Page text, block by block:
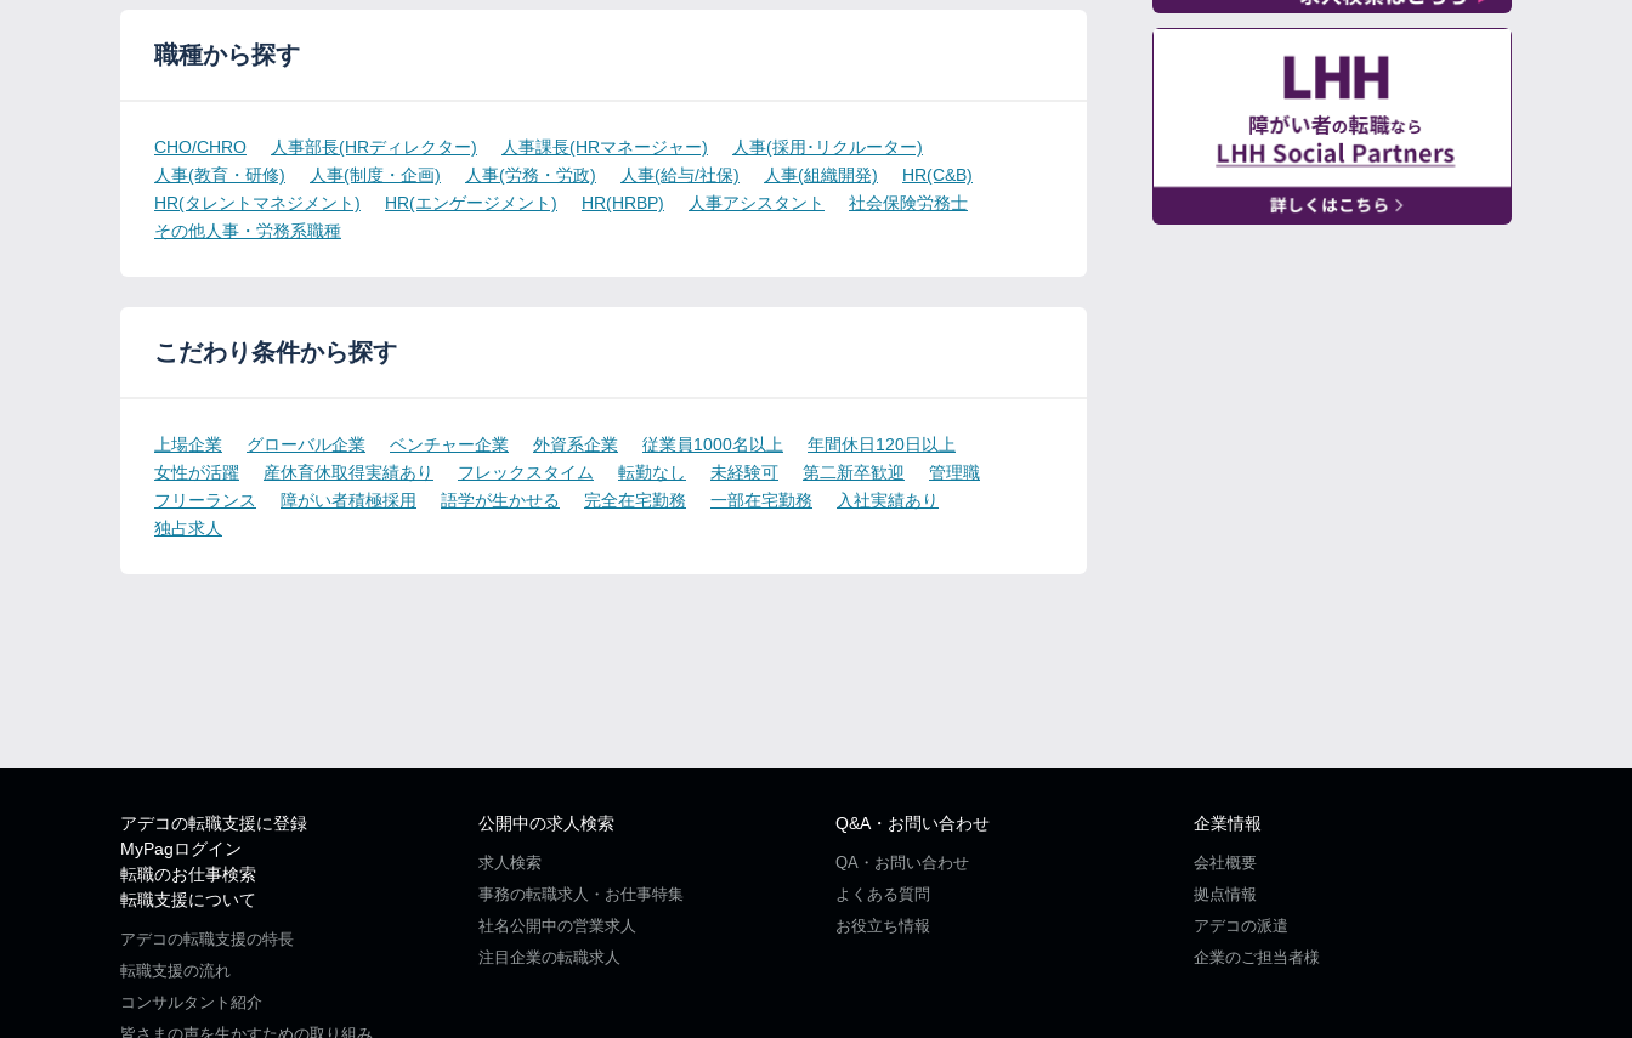
職種から探す
CHO/CHRO 人事部長(HRディレクター) 人事課長(HRマネージャー)
人事(採用･リクルーター)
人事(教育・研修)
人事(制度・企画) 人事(労務・労政) 人事(給与/社保) 人事(組織開発)
HR(C&B)
HR(タレントマネジメント)
HR(エンゲージメント) HR(HRBP) 人事アシスタント
社会保険労務士
その他人事・労務系職種
こだわり条件から探す
上場企業 グローバル企業 ベンチャー企業 外資系企業 従業員1000名以上
年間休日120日以上
女性が活躍
産休育休取得実績あり フレックスタイム 転勤なし 未経験可 第二新卒歓迎
管理職
フリーランス
障がい者積極採用 語学が生かせる 完全在宅勤務 一部在宅勤務
入社実績あり
独占求人
アデコの転職支援に登録
MyPagログイン
転職のお仕事検索
転職支援について
アデコの転職支援の特長
転職支援の流れ
コンサルタント紹介
皆さまの声を生かすための取り組み
公開中の求人検索
求人検索
事務の転職求人・お仕事特集
社名公開中の営業求人
注目企業の転職求人
Q&A・お問い合わせ
QA・お問い合わせ
よくある質問
お役立ち情報
企業情報
会社概要
拠点情報
アデコの派遣
企業のご担当者様